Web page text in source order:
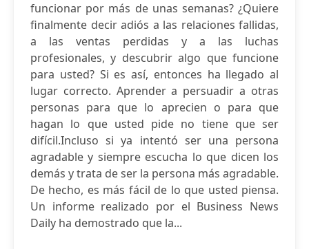
funcionar por más de unas semanas? ¿Quiere
finalmente decir adiós a las relaciones fallidas,
a las ventas perdidas y a las luchas
profesionales, y descubrir algo que funcione
para usted? Si es así, entonces ha llegado al
lugar correcto. Aprender a persuadir a otras
personas para que lo aprecien o para que
hagan lo que usted pide no tiene que ser
difícil.Incluso si ya intentó ser una persona
agradable y siempre escucha lo que dicen los
demás y trata de ser la persona más agradable.
De hecho, es más fácil de lo que usted piensa.
Un informe realizado por el Business News
Daily ha demostrado que la...